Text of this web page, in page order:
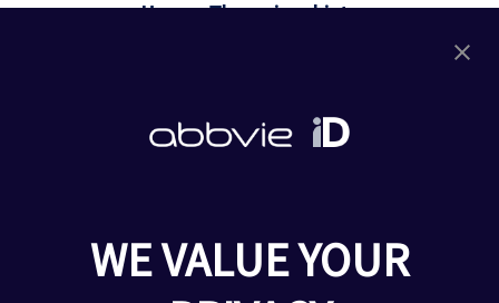
Unsere Therapiegebiete
Onkologie
Urologie
WE VALUE YOUR